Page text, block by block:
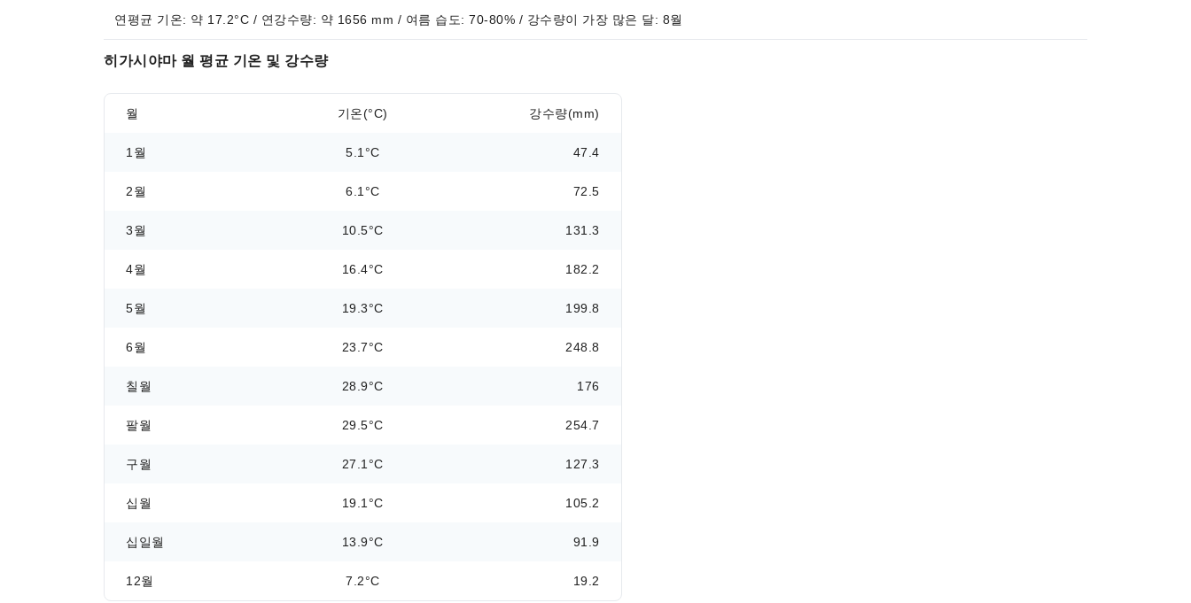
연평균 기온: 약 17.2°C / 연강수량: 약 1656 mm / 여름 습도: 70-80% / 강수량이 가장 많은 달: 8월
히가시야마 월 평균 기온 및 강수량
월 기온(°C) 강수량(mm)
1월 5.1°C 47.4
2월 6.1°C 72.5
3월 10.5°C 131.3
4월 16.4°C 182.2
5월 19.3°C 199.8
6월 23.7°C 248.8
칠월 28.9°C 176
팔월 29.5°C 254.7
구월 27.1°C 127.3
십월 19.1°C 105.2
십일월 13.9°C 91.9
12월 7.2°C 19.2